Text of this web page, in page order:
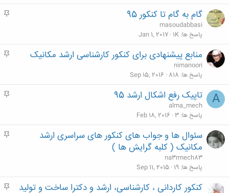
م
گام به گام تا کنکور 95
masoudabbasi
پاسخ ها 1K
Jan 1, 2017
م
منابع پیشنهادی برای کنکور کارشناسی ارشد مکانیک
nimanoori
پاسخ ها 818
Sep 15, 2016
A
م
تاپیک رفع اشکال ارشد 95
alma_mech
پاسخ ها 3
Feb 18, 2016
م
سئوال ها و جواب های کنکور های سراسری ارشد
مکانیک ( کلبه گرایش ها )
na3rmech83
پاسخ ها 19
Sep 11, 2015
م
کنکور كارداني ، كارشناسي، ارشد و دكترا ساخت و تولید